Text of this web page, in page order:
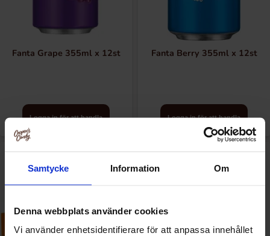
Samtycke Information Om
Denna webbplats använder cookies
Vi använder enhetsidentifierare för att anpassa innehållet
Fanta Grape 355ml x 12st
Logga in för att handla
Fanta Berry 355ml x 12st
Logga in för att handla